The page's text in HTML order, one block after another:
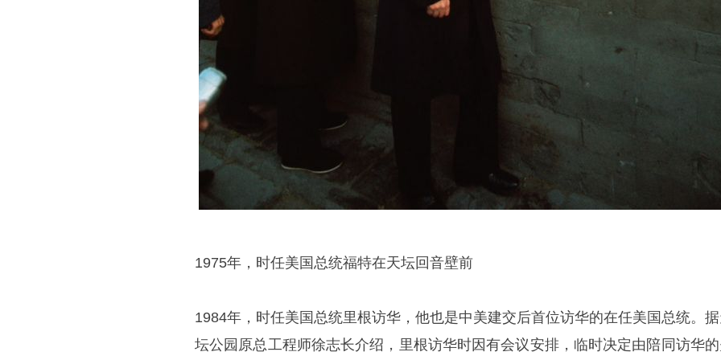
1975年，时任美国总统福特在天坛回音壁前
1984年，时任美国总统里根访华，他也是中美建交后首位访华的在任美国总统。
坛公园原总工程师徐志长介绍，里根访华时因有会议安排，临时决定由陪同访华